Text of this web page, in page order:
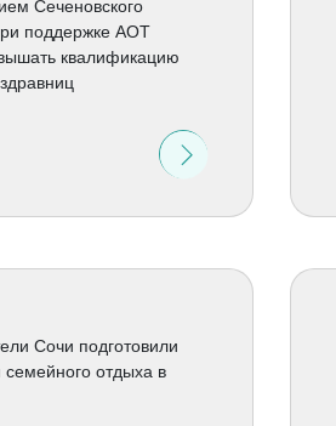
Сеченовского
поддержке АОТ
квалификацию
Сочи подготовили
отдыха в